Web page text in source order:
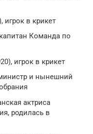
игрок в крикет
Команда по
игрок в крикет
и нынешний
актриса
родилась в